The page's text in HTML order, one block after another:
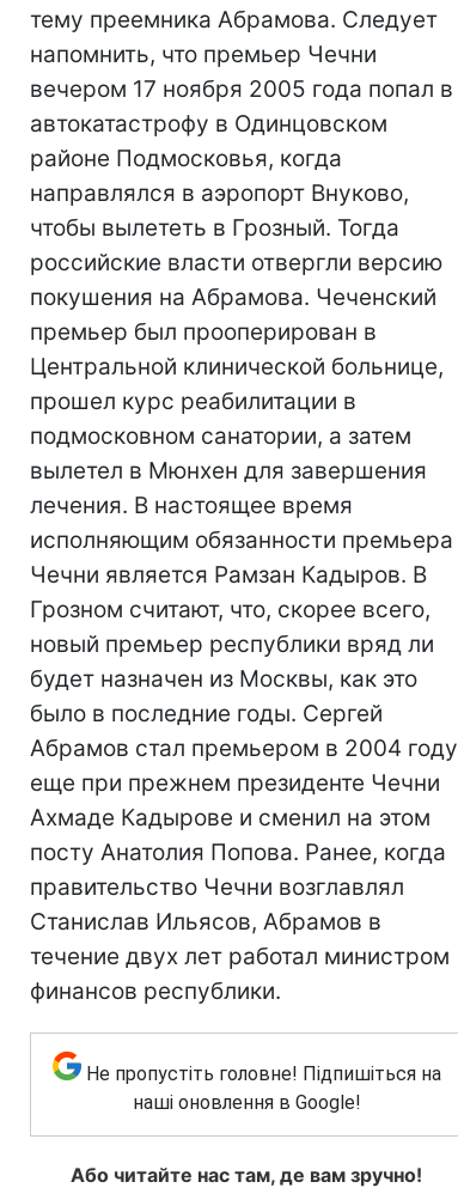
тему преемника Абрамова. Следует
напомнить, что премьер Чечни
вечером 17 ноября 2005 года попал в
автокатастрофу в Одинцовском
районе Подмосковья, когда
направлялся в аэропорт Внуково,
чтобы вылететь в Грозный. Тогда
российские власти отвергли версию
покушения на Абрамова. Чеченский
премьер был прооперирован в
Центральной клинической больнице,
прошел курс реабилитации в
подмосковном санатории, а затем
вылетел в Мюнхен для завершения
лечения. В настоящее время
исполняющим обязанности премьера
Чечни является Рамзан Кадыров. В
Грозном считают, что, скорее всего,
новый премьер республики вряд ли
будет назначен из Москвы, как это
было в последние годы. Сергей
Абрамов стал премьером в 2004 году
еще при прежнем президенте Чечни
Ахмаде Кадырове и сменил на этом
посту Анатолия Попова. Ранее, когда
правительство Чечни возглавлял
Станислав Ильясов, Абрамов в
течение двух лет работал министром
финансов республики.
Не пропустіть головне! Підпишіться на
наші оновлення в Google!
Або читайте нас там, де вам зручно!